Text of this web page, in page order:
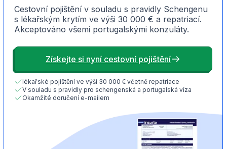
Cestovní pojištění v souladu s pravidly Schengenu
s lékařským krytím ve výši 30 000 € a repatriací.
Akceptováno všemi portugalskými konzuláty.
Získejte si nyní cestovní pojištění
lékařské pojištění ve výši 30 000 € včetně repatriace
V souladu s pravidly pro schengenská a portugalská víza
Okamžité doručení e-mailem